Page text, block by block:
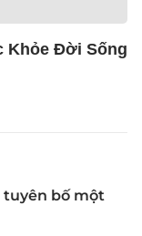
Khỏe Đời Sống
tuyên bố một